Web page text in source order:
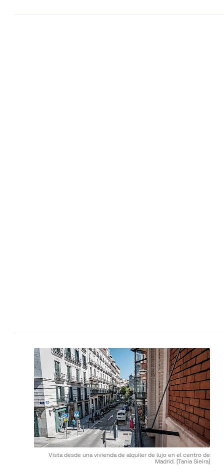
Vista desde una vivienda de alquiler de lujo en el centro de
Madrid. (Tania Sieira)